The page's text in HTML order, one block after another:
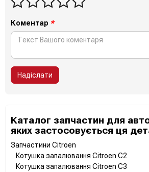
Коментар *
Надіслати
Каталог запчастин для
яких застосовується ця
Запчастини Citroen
Котушка запалювання Citroen C2
Котушка запалювання Citroen C3